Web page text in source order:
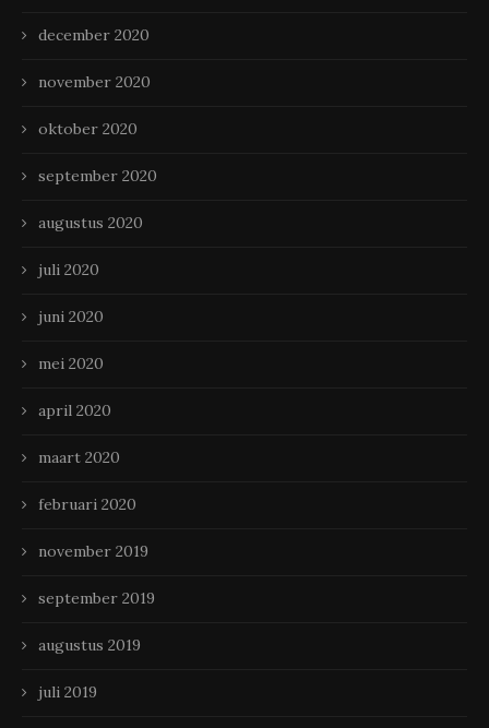
december 2020
november 2020
oktober 2020
september 2020
augustus 2020
juli 2020
juni 2020
mei 2020
april 2020
maart 2020
februari 2020
november 2019
september 2019
augustus 2019
juli 2019